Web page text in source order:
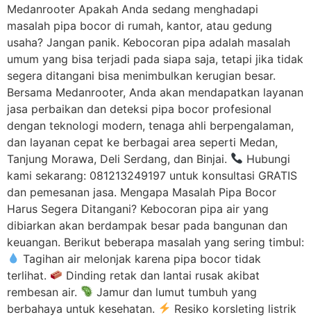
Medanrooter Apakah Anda sedang menghadapi
masalah pipa bocor di rumah, kantor, atau gedung
usaha? Jangan panik. Kebocoran pipa adalah masalah
umum yang bisa terjadi pada siapa saja, tetapi jika tidak
segera ditangani bisa menimbulkan kerugian besar.
Bersama Medanrooter, Anda akan mendapatkan layanan
jasa perbaikan dan deteksi pipa bocor profesional
dengan teknologi modern, tenaga ahli berpengalaman,
dan layanan cepat ke berbagai area seperti Medan,
Tanjung Morawa, Deli Serdang, dan Binjai.
Hubungi
kami sekarang: 081213249197 untuk konsultasi GRATIS
dan pemesanan jasa. Mengapa Masalah Pipa Bocor
Harus Segera Ditangani? Kebocoran pipa air yang
dibiarkan akan berdampak besar pada bangunan dan
keuangan. Berikut beberapa masalah yang sering timbul:
Tagihan air melonjak karena pipa bocor tidak
terlihat.
Dinding retak dan lantai rusak akibat
rembesan air.
Jamur dan lumut tumbuh yang
berbahaya untuk kesehatan.
Resiko korsleting listrik